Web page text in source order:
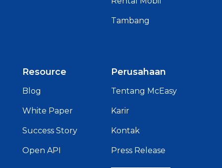
Tambang
Resource
Blog
White Paper
Success Story
Open API
Perusahaan
Tentang McEasy
Karir
Kontak
Press Release